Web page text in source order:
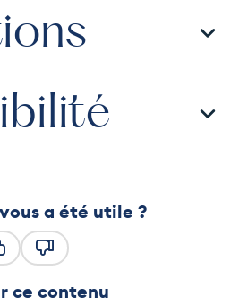
a été utile ?
ce contenu